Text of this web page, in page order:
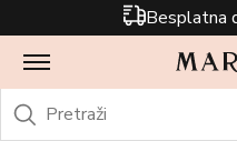
Besplatna